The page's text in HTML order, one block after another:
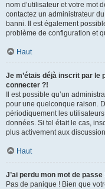
nom d’utilisateur et votre mot
contactez un administrateur
banni. Il est également
problème de configuration et
Haut
Je m’étais déjà inscrit par le
connecter ?!
Il est possible qu’un
pour une quelconque raison.
périodiquement les
données. Si tel était le cas,
plus activement aux
Haut
J’ai perdu mon mot de passe
Pas de panique ! Bien que